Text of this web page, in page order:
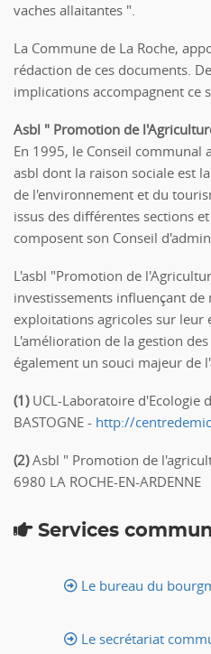
vaches allaitantes ".
La Commune de La Roche,
rédaction de ces documents.
implications accompagnent ce
Asbl " Promotion de
En 1995, le Conseil communal
asbl dont la raison sociale est
de l'environnement et du
issus des différentes sections
composent son Conseil
L'asbl "Promotion de
investissements influençant
exploitations agricoles sur leur
L'amélioration de la gestion
également un souci majeur de
(1)UCL-Laboratoire d'Ecologie
BASTOGNE - http://
(2)Asbl " Promotion de
6980 LA ROCHE-EN-ARDENNE
Services
Le bureau du
Le secrétariat